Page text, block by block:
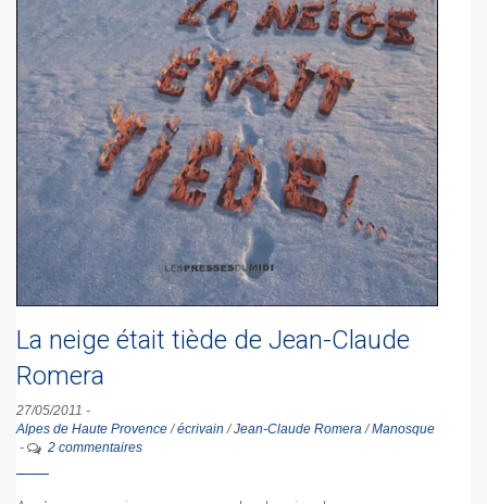
La neige était tiède de Jean-Claude
Romera
27/05/2011 -
Alpes de Haute Provence/écrivain /Jean-Claude Romera/Manosque
-
2 commentaires